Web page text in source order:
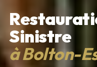
Sinistre
à Bolton-